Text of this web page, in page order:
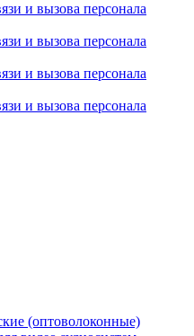
и вызова персонала
и вызова персонала
и вызова персонала
и вызова персонала
(оптоволоконные)